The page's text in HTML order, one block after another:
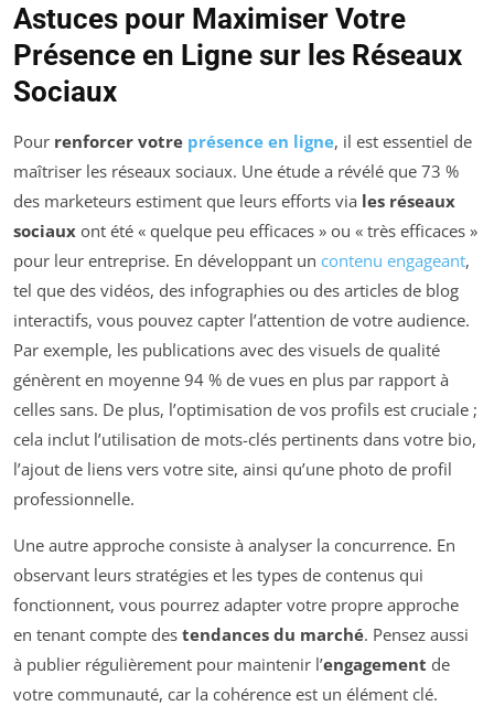
Astuces pour Maximiser Votre
Présence en Ligne sur les Réseaux
Sociaux
Pour renforcer votre présence en ligne, il est essentiel de
maîtriser les réseaux sociaux. Une étude a révélé que 73 %
des marketeurs estiment que leurs efforts via les réseaux
sociaux ont été « quelque peu efficaces » ou « très efficaces »
pour leur entreprise. En développant un contenu engageant,
tel que des vidéos, des infographies ou des articles de blog
interactifs, vous pouvez capter l’attention de votre audience.
Par exemple, les publications avec des visuels de qualité
génèrent en moyenne 94 % de vues en plus par rapport à
celles sans. De plus, l’optimisation de vos profils est cruciale ;
cela inclut l’utilisation de mots-clés pertinents dans votre bio,
l’ajout de liens vers votre site, ainsi qu’une photo de profil
professionnelle.
Une autre approche consiste à analyser la concurrence. En
observant leurs stratégies et les types de contenus qui
fonctionnent, vous pourrez adapter votre propre approche
en tenant compte des tendances du marché. Pensez aussi
à publier régulièrement pour maintenir l’engagement de
votre communauté, car la cohérence est un élément clé.